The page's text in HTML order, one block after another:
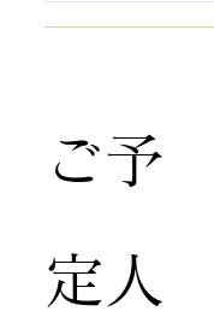
​ご予
定人